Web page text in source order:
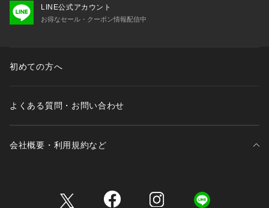
LINE公式アカウント
お得なセール・クーポン情報配信中
初めての方へ
よくある質問・お問い合わせ
会社概要・利用規約など